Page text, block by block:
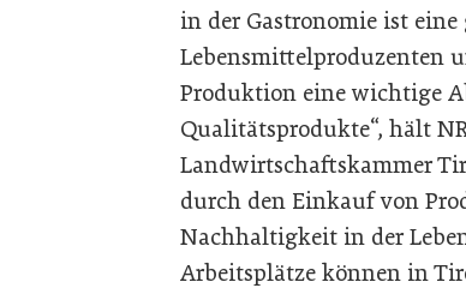
in der Gastronomie ist
Lebensmittelproduzenten
Produktion eine wichtige
Qualitätsprodukte“, hält
Landwirtschaftskammer
durch den Einkauf von
Nachhaltigkeit in der
Arbeitsplätze können in